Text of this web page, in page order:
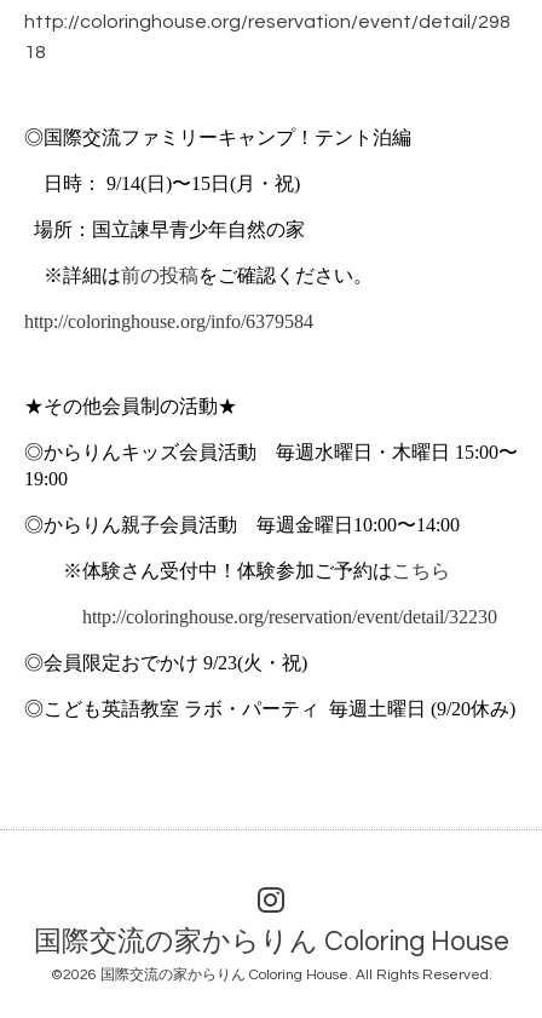
http://coloringhouse.org/reservation/event/detail/298
18
◎国際交流ファミリーキャンプ！テント泊編
日時： 9/14(日)〜15日(月・祝)
場所：国立諫早青少年自然の家
※詳細は前の投稿をご確認ください。
http://coloringhouse.org/info/6379584
★その他会員制の活動★
◎からりんキッズ会員活動　毎週水曜日・木曜日 15:00〜
19:00
◎からりん親子会員活動　毎週金曜日10:00〜14:00
※体験さん受付中！体験参加ご予約はこちら
http://coloringhouse.org/reservation/event/detail/32230
◎会員限定おでかけ 9/23(火・祝)
◎こども英語教室 ラボ・パーティ  毎週土曜日 (9/20休み)
国際交流の家からりん Coloring House
©2026 国際交流の家からりん Coloring House. All Rights Reserved.